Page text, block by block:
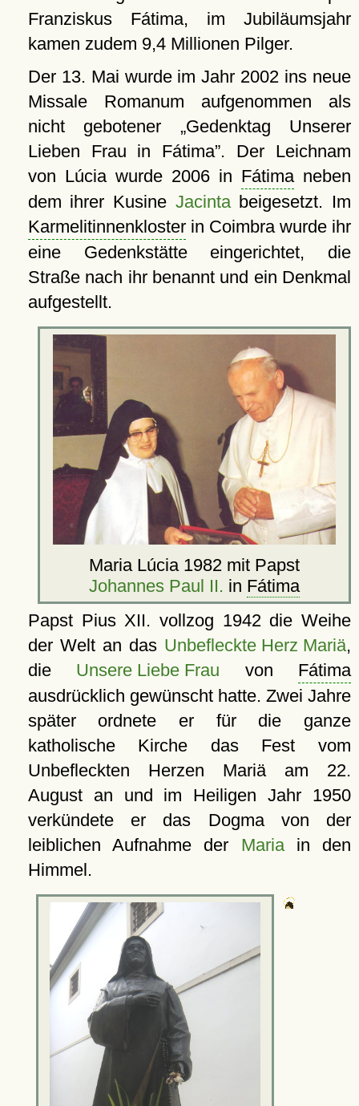
Franziskus Fátima, im Jubiläumsjahr
kamen zudem 9,4 Millionen Pilger.
Der 13. Mai wurde im Jahr 2002 ins neue
Missale Romanum aufgenommen als
nicht gebotener
Gedenktag Unserer
Lieben Frau in Fátima . Der Leichnam
von Lúcia wurde 2006 in Fátimaneben
dem ihrer Kusine Jacintabeigesetzt. Im
Karmelitinnenklosterin Coimbra wurde ihr
eine Gedenkstätte eingerichtet, die
Straße nach ihr benannt und ein Denkmal
aufgestellt.
Maria Lúcia 1982 mit Papst
Johannes Paul II. in Fátima
Papst Pius XII. vollzog 1942 die Weihe
der Welt an das Unbefleckte Herz Mariä,
die Unsere Liebe Frau von Fátima
ausdrücklich gewünscht hatte. Zwei Jahre
später ordnete er für die ganze
katholische Kirche das Fest vom
Unbefleckten Herzen Mariä am 22.
August an und im Heiligen Jahr 1950
verkündete er das Dogma von der
leiblichen Aufnahme der Mariain den
Himmel.